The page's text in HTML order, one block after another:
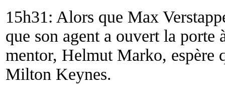
15h31: Alors que Max
que son agent a ouvert la
mentor, Helmut Marko, espère
Milton Keynes.